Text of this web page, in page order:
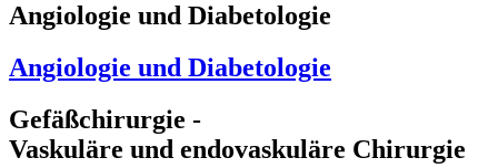
Angiologie und Diabetologie
Angiologie und Diabetologie
Gefäßchirurgie -
Vaskuläre und endovaskuläre Chirurgie